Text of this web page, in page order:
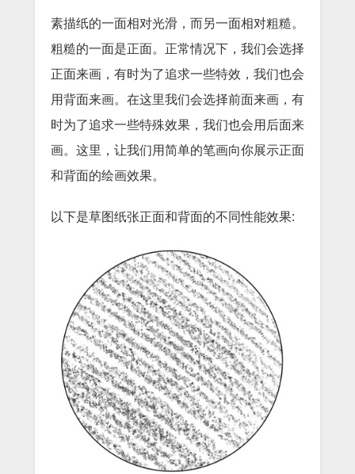
素描纸的一面相对光滑，而另一面相对粗糙。
粗糙的一面是正面。正常情况下，我们会选择
正面来画，有时为了追求一些特效，我们也会
用背面来画。在这里我们会选择前面来画，有
时为了追求一些特殊效果，我们也会用后面来
画。这里，让我们用简单的笔画向你展示正面
和背面的绘画效果。
以下是草图纸张正面和背面的不同性能效果: